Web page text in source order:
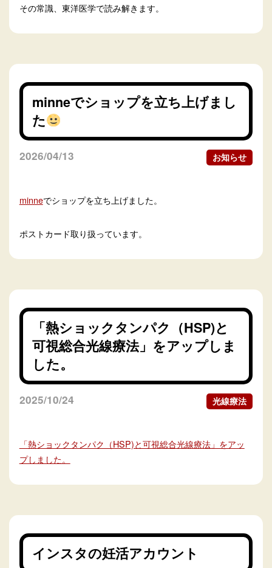
その常識、東洋医学で読み解きます。
minneでショップを立ち上げまし
た
2026/04/13 お知らせ
minneでショップを立ち上げました。
ポストカード取り扱っています。
「熱ショックタンパク（HSP)と
可視総合光線療法」をアップしま
した。
2025/10/24 光線療法
「熱ショックタンパク（HSP)と可視総合光線療法」をアッ
プしました。
インスタの妊活アカウント